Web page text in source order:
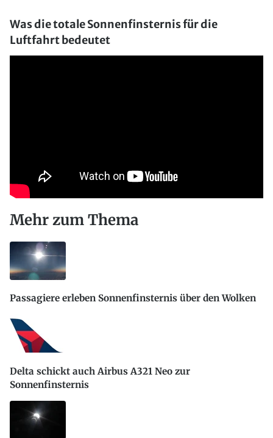
Was die totale Sonnenfinsternis für die
Luftfahrt bedeutet
Mehr zum Thema
Passagiere erleben Sonnenfinsternis über den Wolken
Delta schickt auch Airbus A321 Neo zur
Sonnenfinsternis